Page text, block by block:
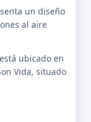
un diseño
al aire
ubicado en
Vida, situado